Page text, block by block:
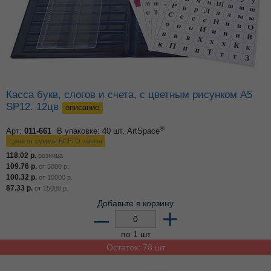
Касса букв, слогов и счета, с цветным рисунком А5
SP12. 12цв
описание
Арт: 011-661 В упаковке: 40 шт. ArtSpace®
Цена от суммы ВСЕГО заказа
118.02 р. розница
109.76 р. от 5000 р.
100.32 р. от 10000 р.
87.33 р. от 15000 р.
Добавьте в корзину
– +
по 1 шт
Остаток: 78 шт